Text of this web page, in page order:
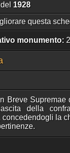
1928
questa
monumento:
Breve Supremae
della
concedendogli la